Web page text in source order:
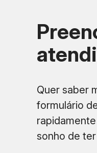
Rua
Acesso
Vizinhança
Quer saber
formulário
sonho de